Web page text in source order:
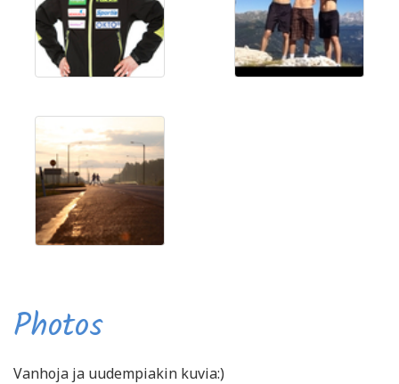
Photos
Vanhoja ja uudempiakin kuvia:)